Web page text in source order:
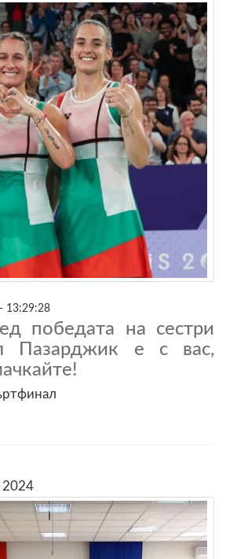
13:29:28
победата на сестри
Пазарджик е с вас,
2024